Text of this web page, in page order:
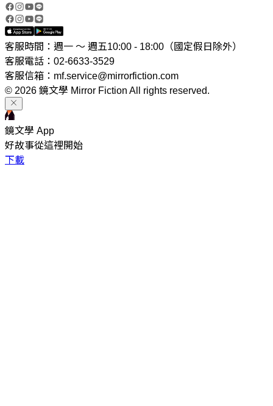
客服時間：週一 ～ 週五10:00 - 18:00（國定假日除外）
客服電話：02-6633-3529
客服信箱：mf.service@mirrorfiction.com
© 2026 鏡文學 Mirror Fiction All rights reserved.
鏡文學 App
好故事從這裡開始
下載